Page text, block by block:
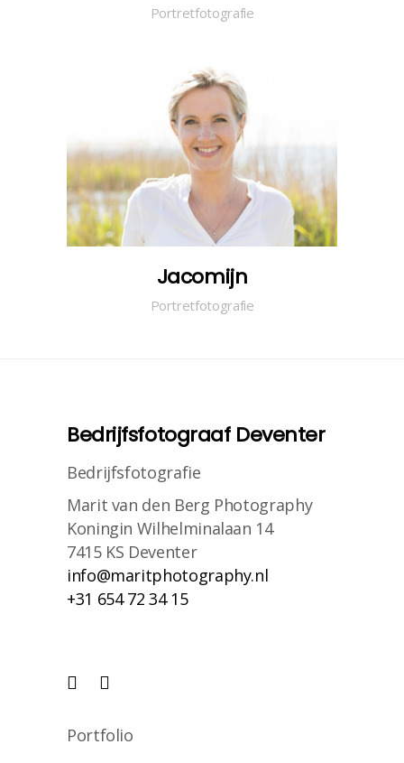
Portretfotografie
Jacomijn
Portretfotografie
Bedrijfsfotograaf Deventer
Bedrijfsfotografie
Marit van den Berg Photography
Koningin Wilhelminalaan 14
7415 KS Deventer
info@maritphotography.nl
+31 654 72 34 15
Portfolio